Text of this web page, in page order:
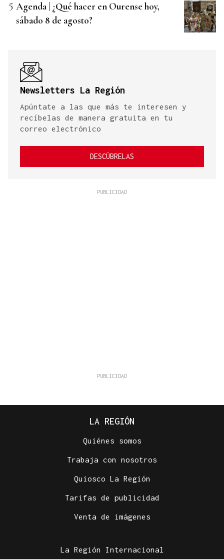
Agenda | ¿Qué hacer en Ourense hoy,
sábado 8 de agosto?
Newsletters La Región
Apúntate a las que más te interesen y
recíbelas de manera gratuita en tu
correo electrónico
DESCÚBRELAS
LA REGIÓN
Quiénes somos
Trabaja con nosotros
Quiosco La Región
Tarifas de publicidad
Venta de imágenes
La Región Internacional